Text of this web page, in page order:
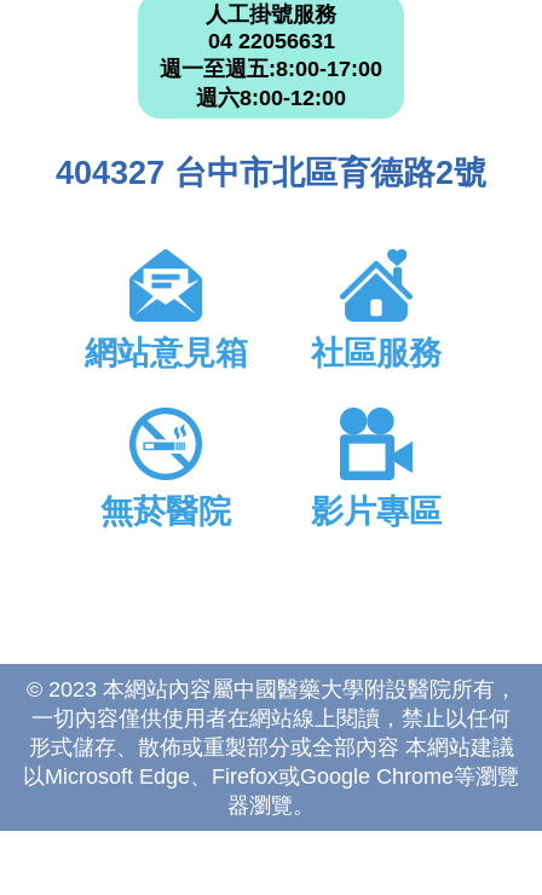
人工掛號服務
04 22056631
週一至週五:8:00-17:00
週六8:00-12:00
404327 台中市北區育德路2號
網站意見箱 社區服務
無菸醫院 影片專區
© 2023 本網站內容屬中國醫藥大學附設醫院所有，
一切內容僅供使用者在網站線上閱讀，禁止以任何
形式儲存、散佈或重製部分或全部內容 本網站建議
以Microsoft Edge、Firefox或Google Chrome等瀏覽
器瀏覽。